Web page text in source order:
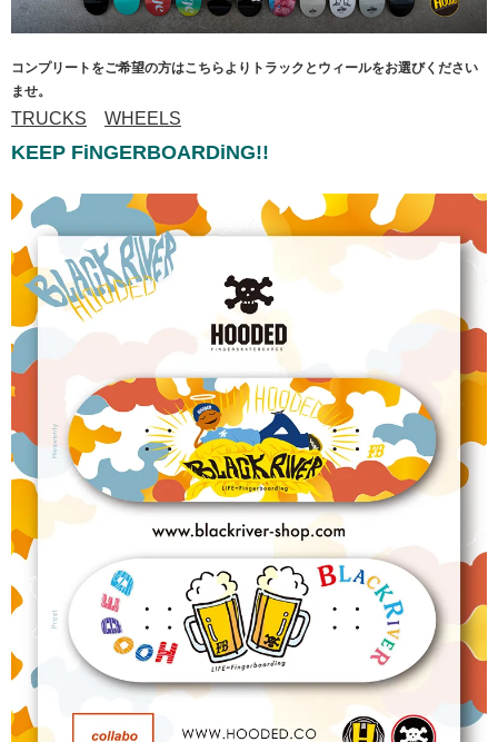
コンプリートをご希望の方はこちらよりトラックとウィールをお選びください
ませ。
TRUCKS WHEELS
KEEP FiNGERBOARDiNG!!